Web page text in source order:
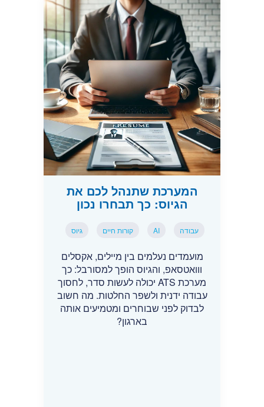
המערכת שתנהל לכם את
הגיוס: כך תבחרו נכון
עבודה AI קורות חיים גיוס
מועמדים נעלמים בין מיילים, אקסלים
ווואטסאפ, והגיוס הופך למסורבל: כך
מערכת ATS יכולה לעשות סדר, לחסוך
עבודה ידנית ולשפר החלטות. מה חשוב
לבדוק לפני שבוחרים ומטמיעים אותה
בארגון?